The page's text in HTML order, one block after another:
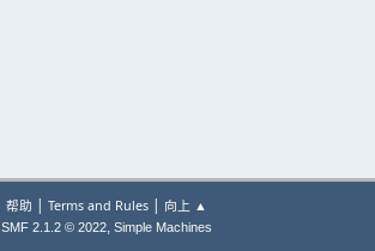
帮助 | Terms and Rules | 向上 ▲
SMF 2.1.2 © 2022, Simple Machines